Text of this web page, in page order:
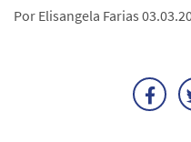
Por Elisangela Farias